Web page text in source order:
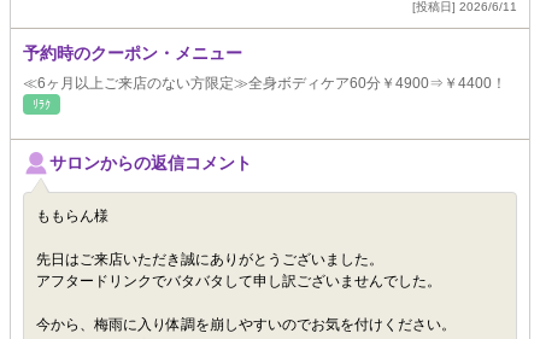
[投稿日] 2026/6/11
予約時のクーポン・メニュー
≪6ヶ月以上ご来店のない方限定≫全身ボディケア60分￥4900⇒￥4400！
ﾘﾗｸ
サロンからの返信コメント
ももらん様
先日はご来店いただき誠にありがとうございました。
アフタードリンクでバタバタして申し訳ございませんでした。
今から、梅雨に入り体調を崩しやすいのでお気を付けください。